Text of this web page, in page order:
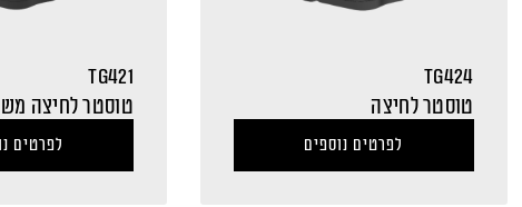
TG424
טוסטר לחיצה
לפרטים נוספים
TG421
טוסטר לחיצה
לפרטים